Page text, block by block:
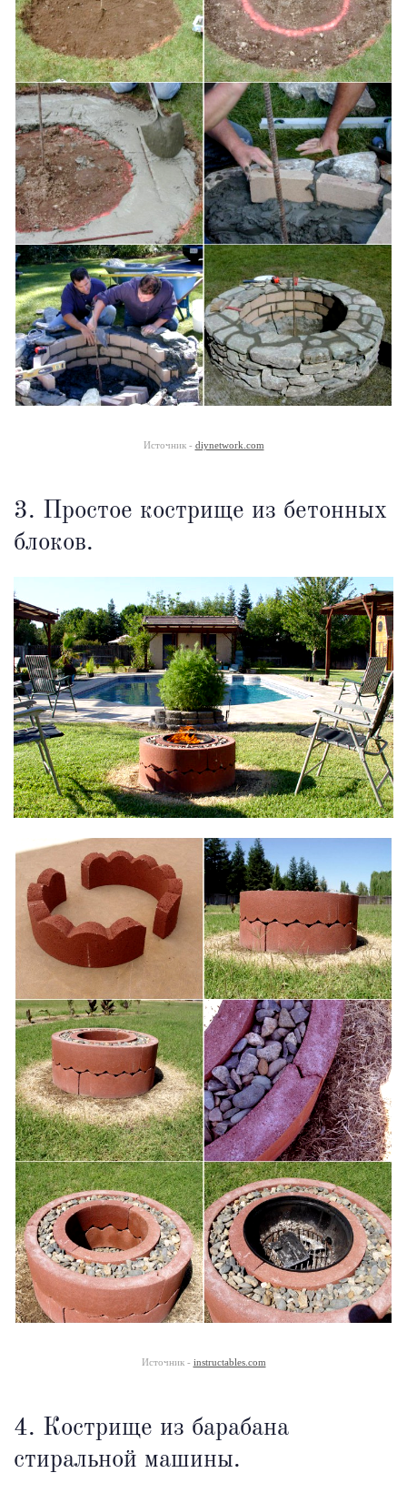
Источник - diynetwork.com
3. Простое кострище из бетонных
блоков.
Источник - instructables.com
4. Кострище из барабана
стиральной машины.